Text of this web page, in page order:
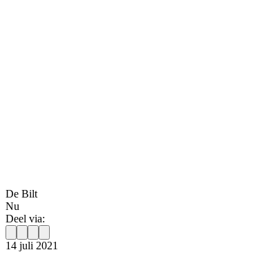
De Bilt
Nu
Deel via:
14 juli 2021